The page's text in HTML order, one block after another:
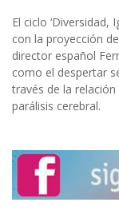
El ciclo ‘Diversidad,
con la proyección
director español
como el despertar
través de la
parálisis cerebral.